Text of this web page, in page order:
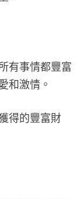
有事情都豐富
和激情。
得的豐富財